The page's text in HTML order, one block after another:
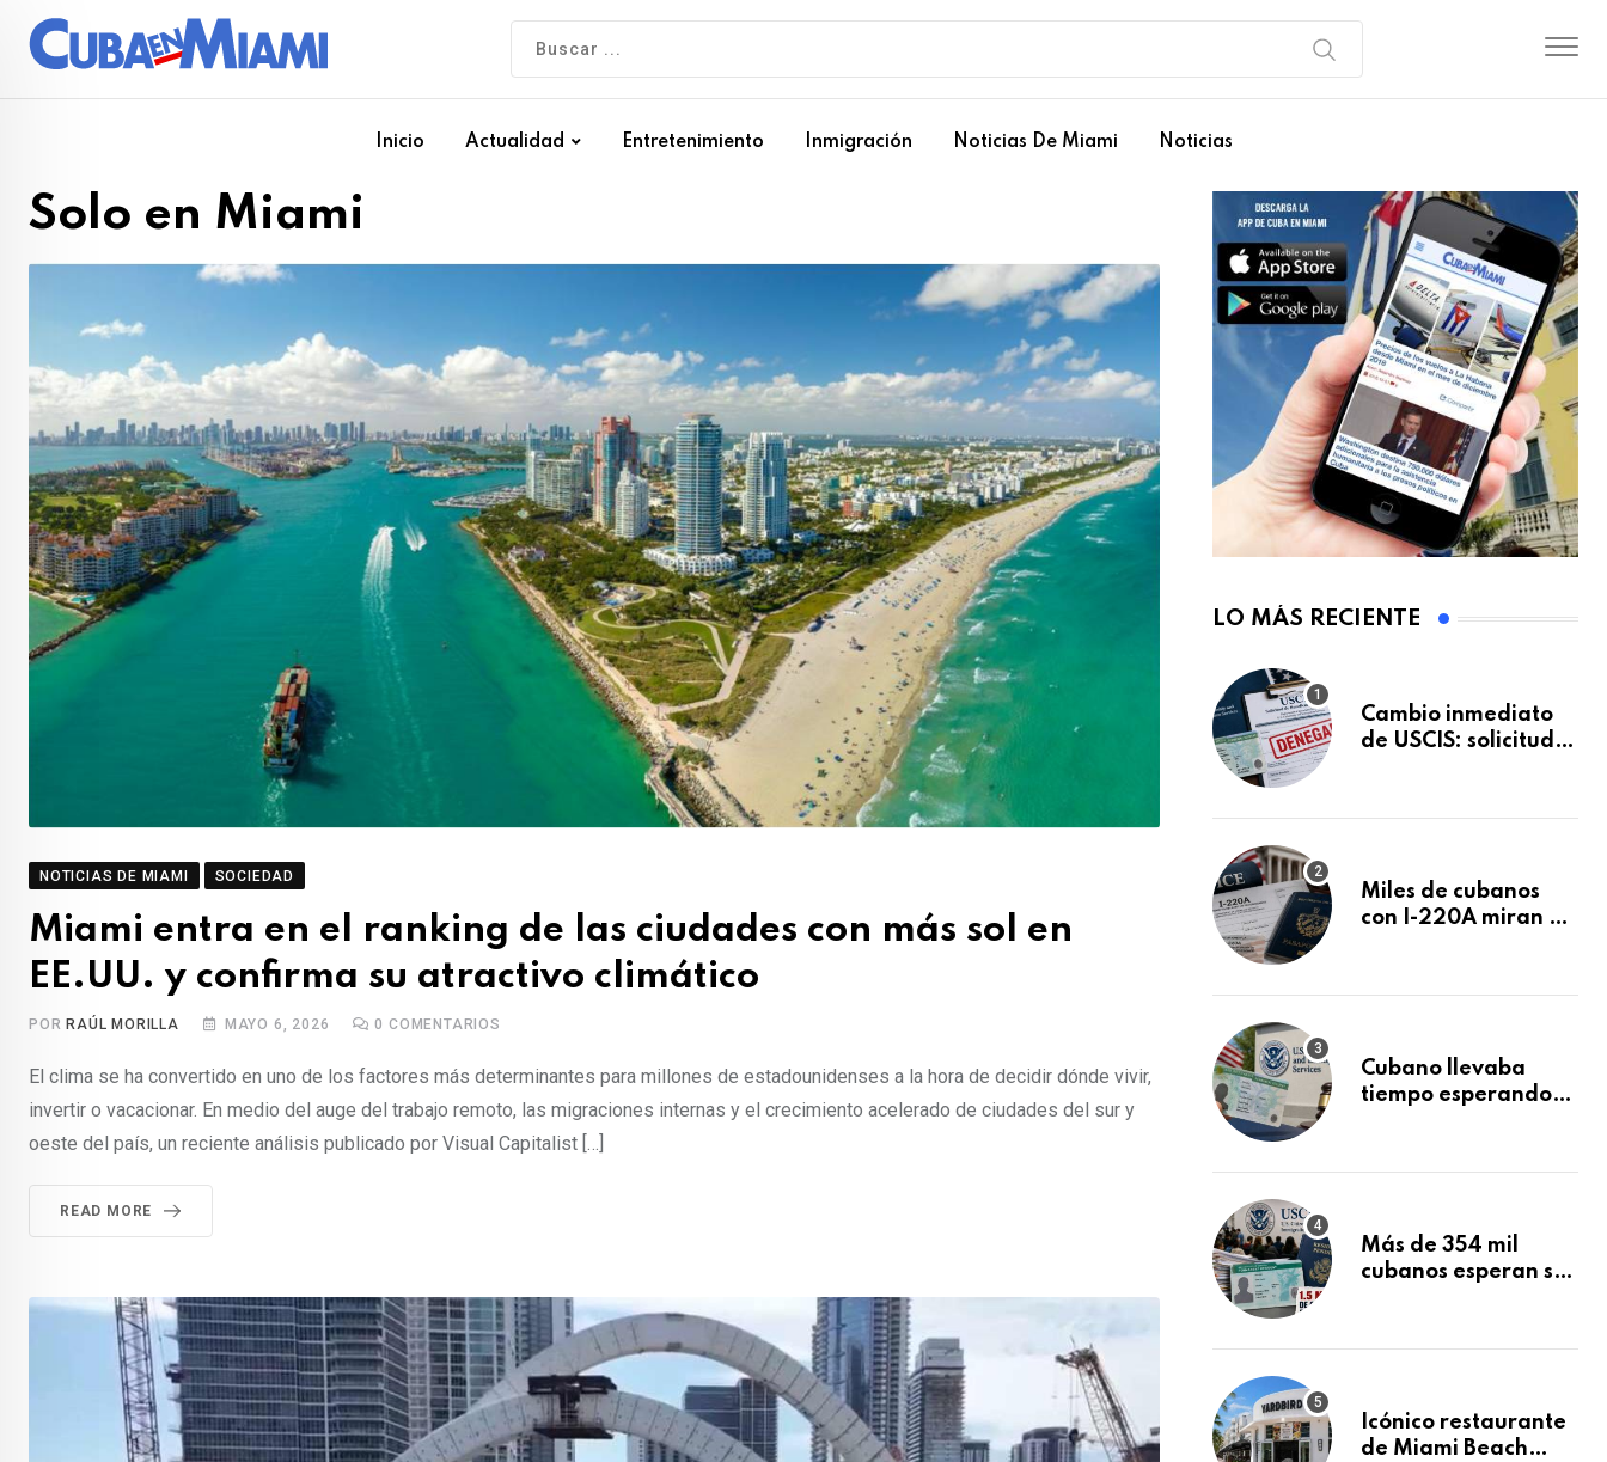
Inicio Actualidad Entretenimiento Inmigración Noticias De Miami Noticias
Solo en Miami
NOTICIAS DE MIAMI SOCIEDAD
Miami entra en el ranking de las ciudades con más sol en
EE.UU. y confirma su atractivo climático
POR RAÚL MORILLA MAYO 6, 2026 0 COMENTARIOS
El clima se ha convertido en uno de los factores más determinantes para millones de estadounidenses a la hora de decidir dónde vivir,
invertir o vacacionar. En medio del auge del trabajo remoto, las migraciones internas y el crecimiento acelerado de ciudades del sur y
oeste del país, un reciente análisis publicado por Visual Capitalist […]
READ MORE
LO MÁS RECIENTE
Cambio inmediato
de USCIS: solicitudes
sin previo aviso
Miles de cubanos
con I-220A miran al
decidirse en una
Cubano llevaba
tiempo esperando
tras Writ of
Más de 354 mil
cubanos esperan su
acumula 1.5 millones
Icónico restaurante
de Miami Beach